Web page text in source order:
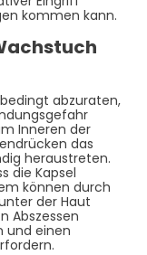
kommen kann.
abzuraten,
Inneren der
das
heraustreten.
die Kapsel
können durch
der Haut
Abszessen
und einen